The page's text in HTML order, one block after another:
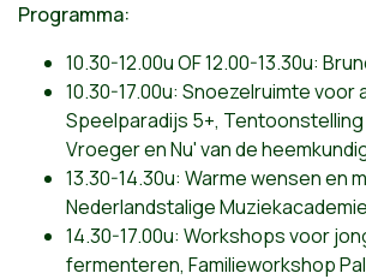
Programma:
10.30-12.00u OF 12.00-13.30u:
10.30-17.00u: Snoezelruimte voor
Speelparadijs 5+, Tentoonstelling
Vroeger en Nu' van de
13.30-14.30u: Warme wensen en
Nederlandstalige Muziekacademie
14.30-17.00u: Workshops voor
fermenteren, Familieworkshop